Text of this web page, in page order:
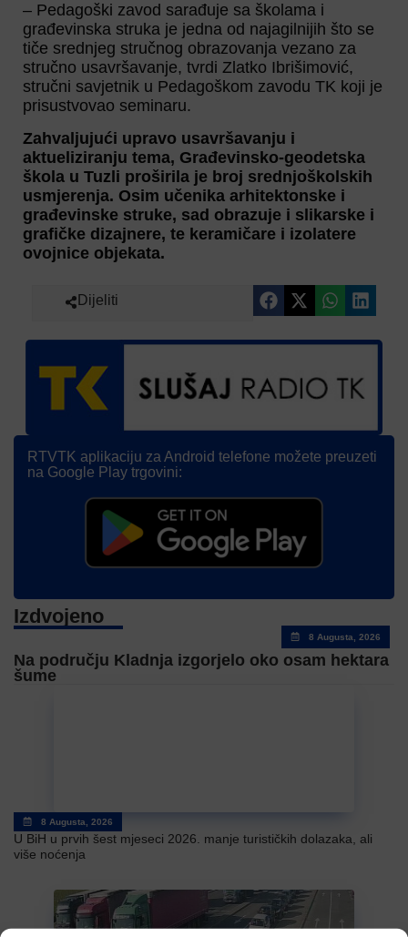
– Pedagoški zavod sarađuje sa školama i
građevinska struka je jedna od najagilnijih što se
tiče srednjeg stručnog obrazovanja vezano za
stručno usavršavanje, tvrdi Zlatko Ibrišimović,
stručni savjetnik u Pedagoškom zavodu TK koji je
prisustvovao seminaru.
Zahvaljujući upravo usavršavanju i
aktueliziranju tema, Građevinsko-geodetska
škola u Tuzli proširila je broj srednjoškolskih
usmjerenja. Osim učenika arhitektonske i
građevinske struke, sad obrazuje i slikarske i
grafičke dizajnere, te keramičare i izolatere
ovojnice objekata.
Dijeliti
RTVTK aplikaciju za Android telefone možete preuzeti
na Google Play trgovini:
Izdvojeno
8 Augusta, 2026
Na području Kladnja izgorjelo oko osam hektara
šume
8 Augusta, 2026
U BiH u prvih šest mjeseci 2026. manje turističkih dolazaka, ali
više noćenja